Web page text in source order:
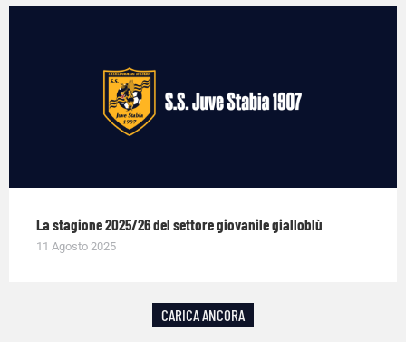
La stagione 2025/26 del settore giovanile gialloblù
11 Agosto 2025
CARICA ANCORA